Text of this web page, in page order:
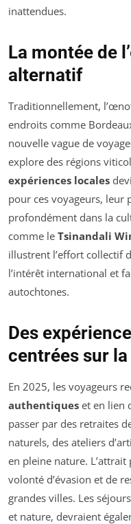
inattendues.
La montée de
alternatif
Traditionnellement,
endroits comme
nouvelle vague de
explore des régions
expériences locales
pour ces voyageurs, leur
profondément dans la
comme le Tsinandali
illustrent l’effort collectif
l’intérêt international et
autochtones.
Des
centrées sur
En 2025, les voyageurs
authentiques et en lien
passer par des retraites
naturels, des ateliers
en pleine nature. L’attrait
volonté d’évasion et de
grandes villes. Les
et nature, devraient